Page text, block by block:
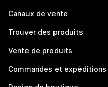
Canaux de vente
Trouver des produits
Vente de produits
Commandes et expéditions